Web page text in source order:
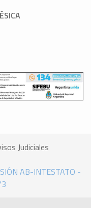
Judiciales
AB-INTESTATO -